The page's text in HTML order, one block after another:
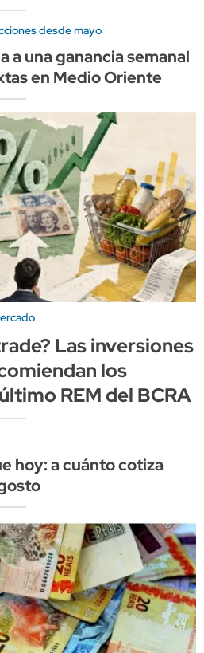
desde mayo
a una ganancia semanal
en Medio Oriente
Las inversiones
los
REM del BCRA
hoy: a cuánto cotiza